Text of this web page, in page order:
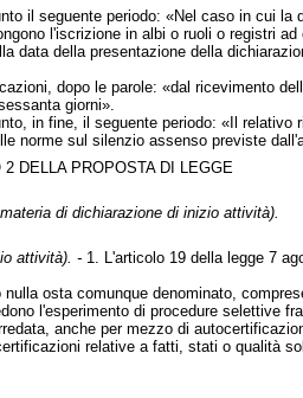
il seguente periodo: «Nel caso in cui la
l'iscrizione in albi o ruoli o registri
data della presentazione della
dopo le parole: «dal ricevimento
giorni».
in fine, il seguente periodo: «Il relativo
norme sul silenzio assenso previste
DELLA PROPOSTA DI LEGGE
di dichiarazione di inizio attività).
attività). -1. L'articolo 19 della legge 7
osta comunque denominato,
l'esperimento di procedure selettive
anche per mezzo di
relative a fatti, stati o qualità